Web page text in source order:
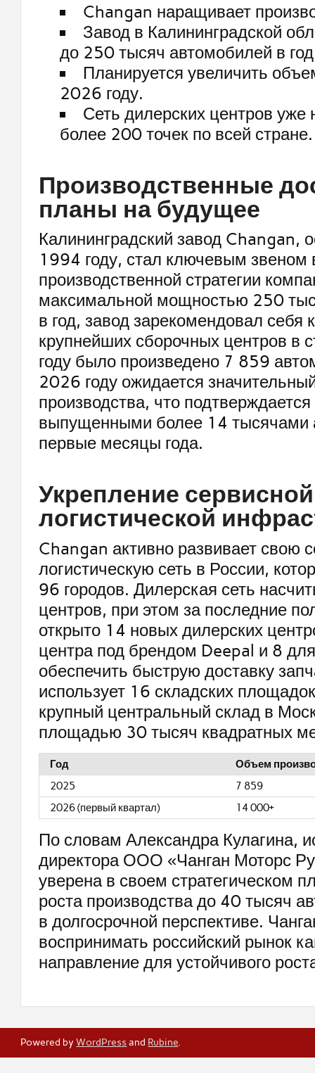
Changan наращивает
Завод в Калининградской
до 250 тысяч автомобилей в
Планируется увеличить
2026 году.
Сеть дилерских центров уже
более 200 точек по всей стране.
Производственные
планы на будущее
Калининградский завод Changan,
1994 году, стал ключевым звеном
производственной стратегии
максимальной мощностью 250
в год, завод зарекомендовал себя
крупнейших сборочных центров в
году было произведено 7 859
2026 году ожидается
производства, что
выпущенными более 14 тысячами
первые месяцы года.
Укрепление
логистической
Changan активно развивает свою
логистическую сеть в России,
96 городов. Дилерская сеть
центров, при этом за последние
открыто 14 новых дилерских
центра под брендом Deepal и 8
обеспечить быструю доставку
использует 16 складских
крупный центральный склад в
площадью 30 тысяч квадратных
Год
Объем
2025
7 859
2026 (первый квартал)
14 000+
По словам Александра Кулагина,
директора ООО «Чанган Моторс
уверена в своем стратегическом
роста производства до 40 тысяч
в долгосрочной перспективе.
воспринимать российский рынок
направление для устойчивого
Powered byWordPressand Rubine.